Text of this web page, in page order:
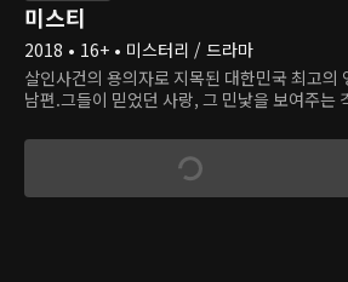
미스티
2018 • 16+ • 미스터리 / 드라마
살인사건의 용의자로 지목된 대한민국 최고의
남편.그들이 믿었던 사랑, 그 민낯을 보여주는